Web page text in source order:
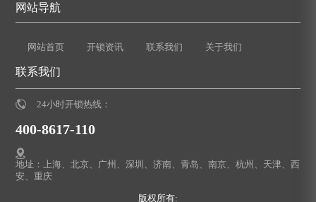
网站导航
网站首页 开锁资讯 联系我们 关于我们
联系我们
24小时开锁热线：
400-8617-110
地址：上海、北京、广州、深圳、济南、青岛、南京、杭州、天津、西
安、重庆
版权所有: